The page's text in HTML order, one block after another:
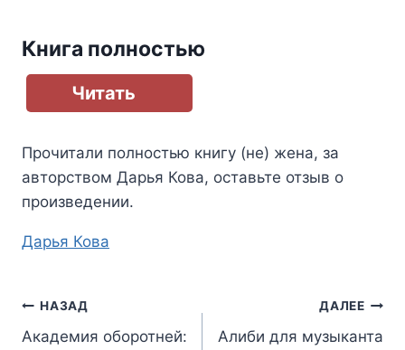
Книга полностью
Читать
Прочитали полностью книгу (не) жена, за
авторством Дарья Кова, оставьте отзыв о
произведении.
Метки
Дарья Кова
Навигация
по
НАЗАД
Академия оборотней:
ДАЛЕЕ
Алиби для музыканта